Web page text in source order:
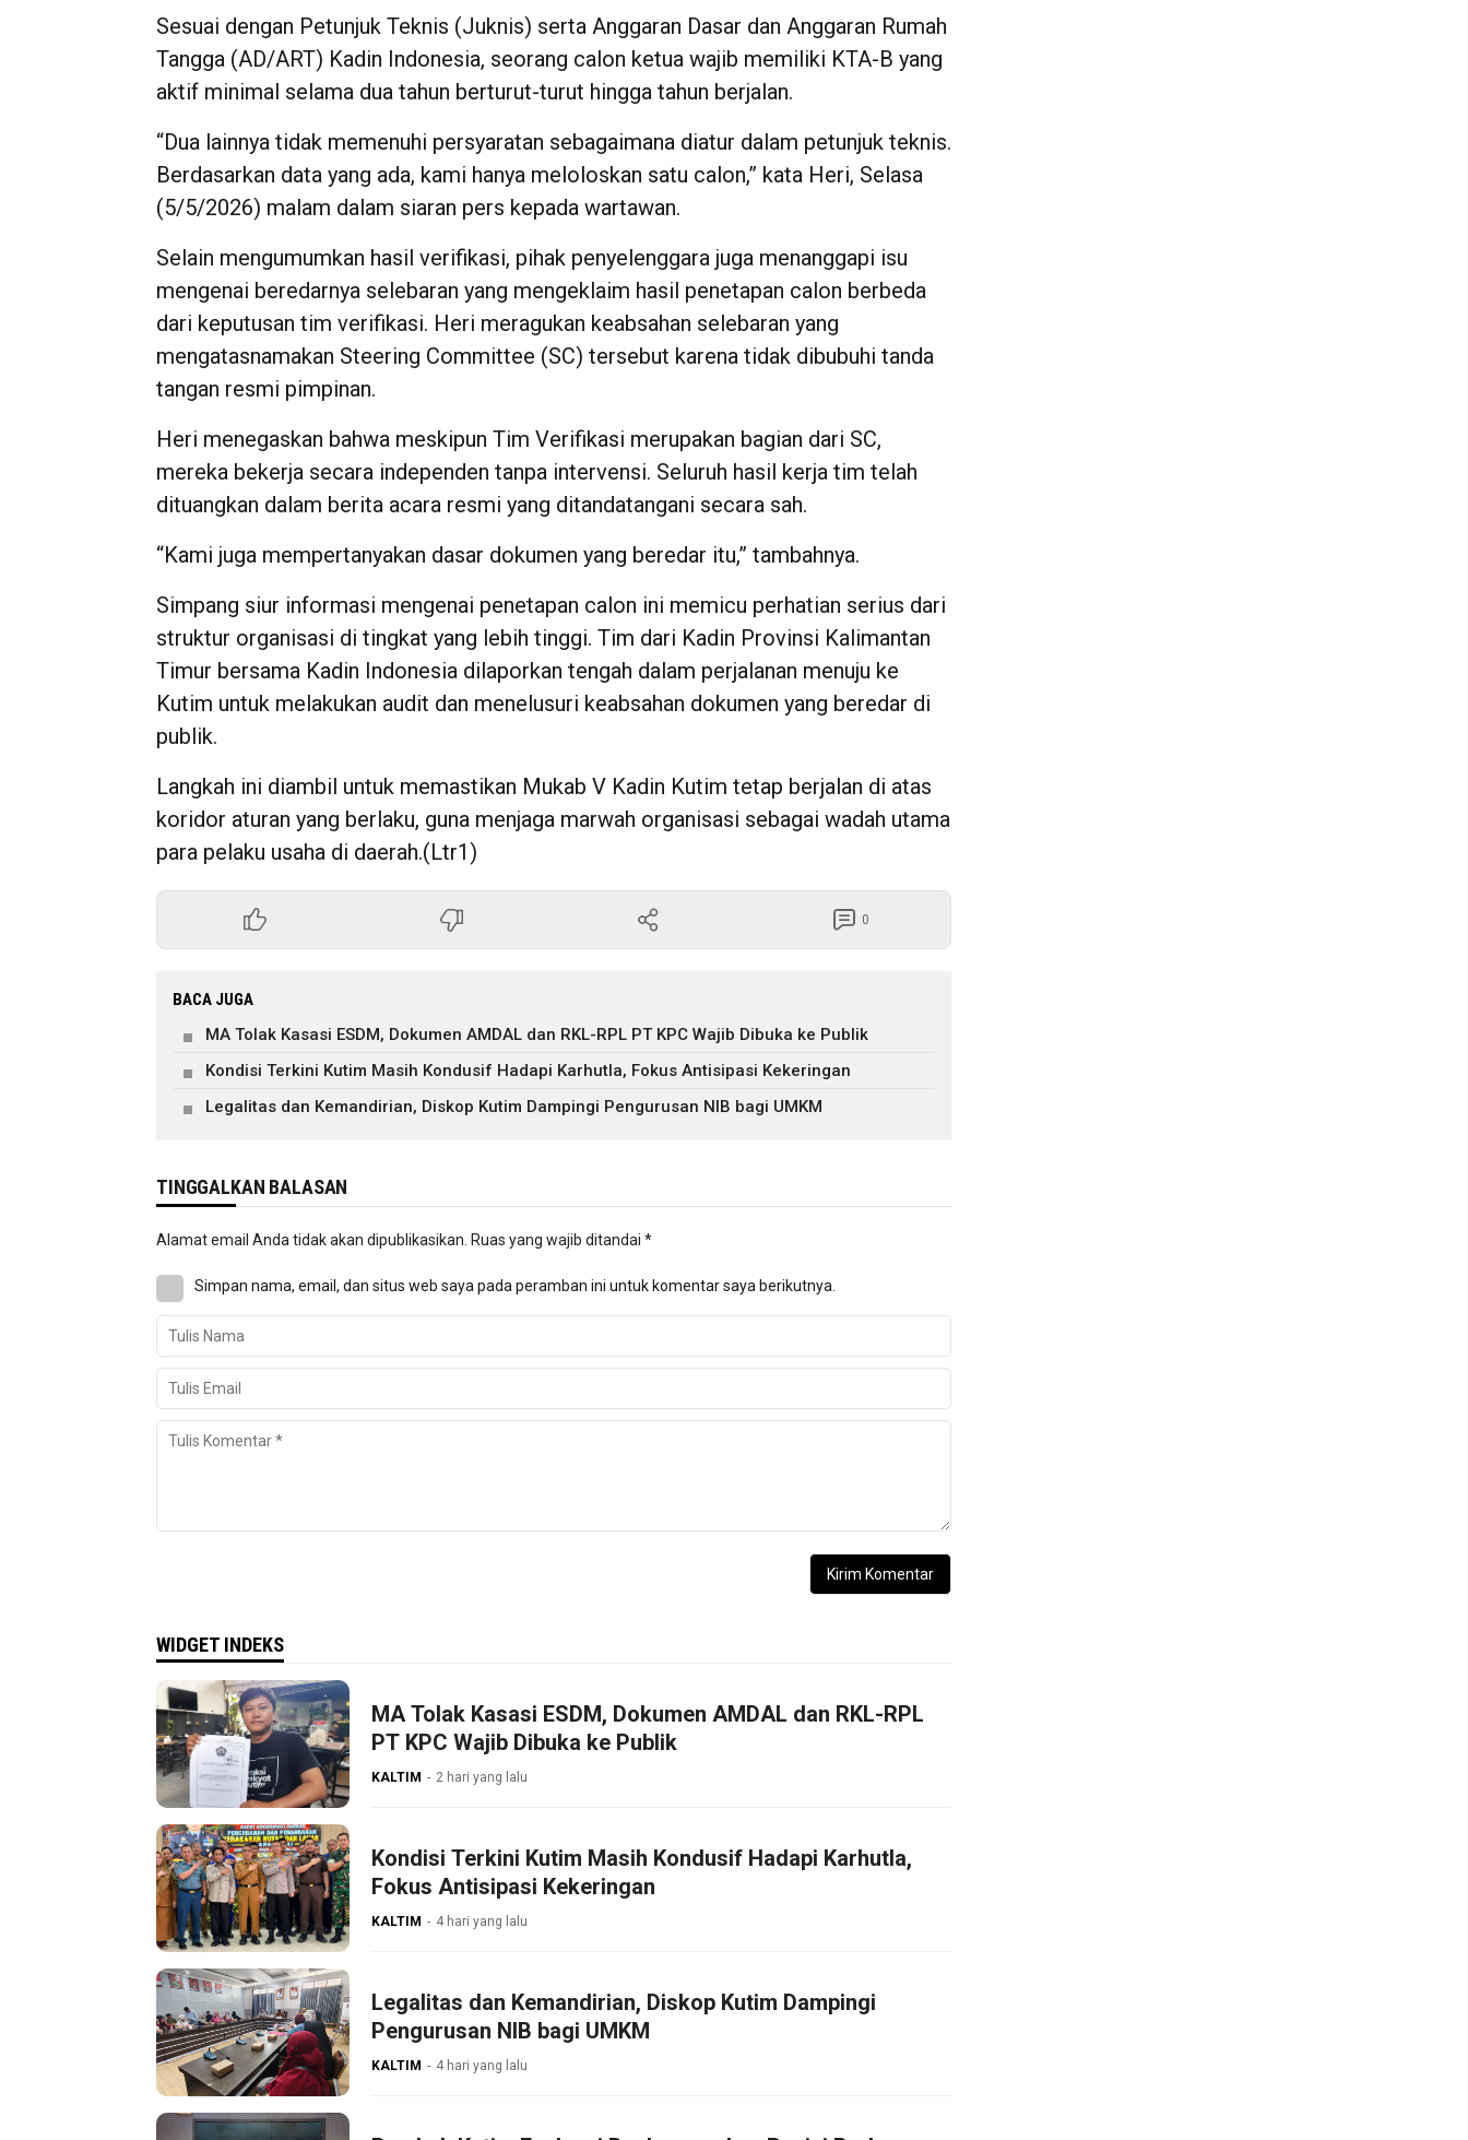
Sesuai dengan Petunjuk Teknis (Juknis) serta Anggaran Dasar dan Anggaran Rumah
Tangga (AD/ART) Kadin Indonesia, seorang calon ketua wajib memiliki KTA-B yang
aktif minimal selama dua tahun berturut-turut hingga tahun berjalan.
“Dua lainnya tidak memenuhi persyaratan sebagaimana diatur dalam petunjuk teknis.
Berdasarkan data yang ada, kami hanya meloloskan satu calon,” kata Heri, Selasa
(5/5/2026) malam dalam siaran pers kepada wartawan.
Selain mengumumkan hasil verifikasi, pihak penyelenggara juga menanggapi isu
mengenai beredarnya selebaran yang mengeklaim hasil penetapan calon berbeda
dari keputusan tim verifikasi. Heri meragukan keabsahan selebaran yang
mengatasnamakan Steering Committee (SC) tersebut karena tidak dibubuhi tanda
tangan resmi pimpinan.
Heri menegaskan bahwa meskipun Tim Verifikasi merupakan bagian dari SC,
mereka bekerja secara independen tanpa intervensi. Seluruh hasil kerja tim telah
dituangkan dalam berita acara resmi yang ditandatangani secara sah.
“Kami juga mempertanyakan dasar dokumen yang beredar itu,” tambahnya.
Simpang siur informasi mengenai penetapan calon ini memicu perhatian serius dari
struktur organisasi di tingkat yang lebih tinggi. Tim dari Kadin Provinsi Kalimantan
Timur bersama Kadin Indonesia dilaporkan tengah dalam perjalanan menuju ke
Kutim untuk melakukan audit dan menelusuri keabsahan dokumen yang beredar di
publik.
Langkah ini diambil untuk memastikan Mukab V Kadin Kutim tetap berjalan di atas
koridor aturan yang berlaku, guna menjaga marwah organisasi sebagai wadah utama
para pelaku usaha di daerah.(Ltr1)
0
BACA JUGA
MA Tolak Kasasi ESDM, Dokumen AMDAL dan RKL-RPL PT KPC Wajib Dibuka ke Publik
Kondisi Terkini Kutim Masih Kondusif Hadapi Karhutla, Fokus Antisipasi Kekeringan
Legalitas dan Kemandirian, Diskop Kutim Dampingi Pengurusan NIB bagi UMKM
TINGGALKAN BALASAN
Alamat email Anda tidak akan dipublikasikan. Ruas yang wajib ditandai *
Simpan nama, email, dan situs web saya pada peramban ini untuk komentar saya berikutnya.
WIDGET INDEKS
MA Tolak Kasasi ESDM, Dokumen AMDAL dan RKL-RPL
PT KPC Wajib Dibuka ke Publik
KALTIM 2 hari yang lalu
Kondisi Terkini Kutim Masih Kondusif Hadapi Karhutla,
Fokus Antisipasi Kekeringan
KALTIM 4 hari yang lalu
Legalitas dan Kemandirian, Diskop Kutim Dampingi
Pengurusan NIB bagi UMKM
KALTIM 4 hari yang lalu